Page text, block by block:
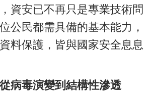
資安已不再只是專業技術問
公民都需具備的基本能力，
料保護，皆與國家安全息息
病毒演變到結構性滲透